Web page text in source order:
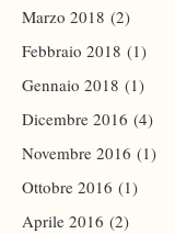
Marzo 2018 (2)
Febbraio 2018 (1)
Gennaio 2018 (1)
Dicembre 2016 (4)
Novembre 2016 (1)
Ottobre 2016 (1)
Aprile 2016 (2)